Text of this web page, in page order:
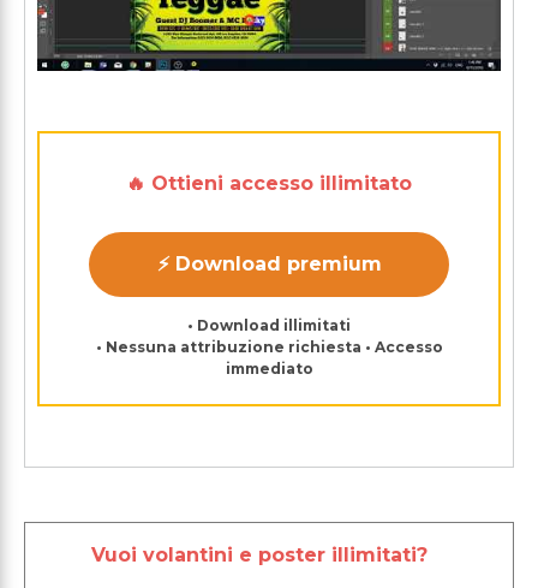
🔥 Ottieni accesso illimitato
⚡ Download premium
• Download illimitati
• Nessuna attribuzione richiesta • Accesso
immediato
Vuoi volantini e poster illimitati?